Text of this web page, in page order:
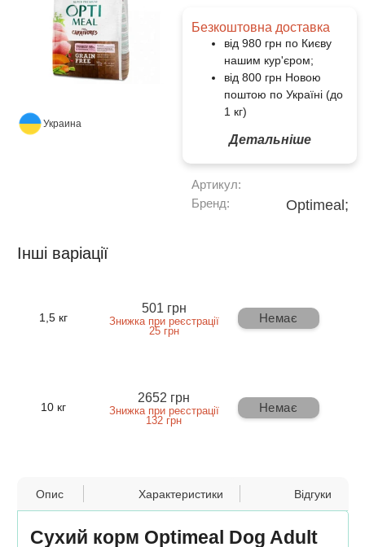
Украина
Безкоштовна доставка
від 980 грн по Києву
нашим кур'єром;
від 800 грн Новою
поштою по Україні (до
1 кг)
Детальніше
Артикул:
Бренд:
Optimeal;
Інші варіації
1,5 кг
501 грн
Знижка при реєстрації
25 грн
Немає
10 кг
2652 грн
Знижка при реєстрації
132 грн
Немає
Опис Характеристики Відгуки
Сухий корм Optimeal Dog Adult